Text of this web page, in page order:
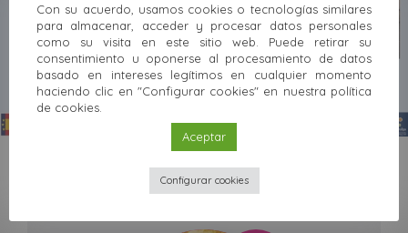
Investigador@s relacionad@s
Con su acuerdo, usamos cookies o tecnologías similares
para almacenar, acceder y procesar datos personales
como su visita en este sitio web. Puede retirar su
consentimiento u oponerse al procesamiento de datos
basado en intereses legítimos en cualquier momento
haciendo clic en "Configurar cookies" en nuestra política
de cookies.
Aceptar
Configurar cookies